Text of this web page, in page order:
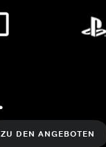
ZU DEN ANGEBOTEN